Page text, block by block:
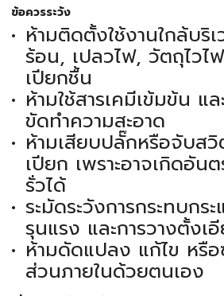
ข้อควรระวัง
ห้ามติดตั้งใช้งานใกล้บริ
ร้อน, เปลวไฟ, วัตถุไวไ
เปียกชื้น
ห้ามใช้สารเคมีเข้มข้น แ
ขัดทำความสะอาด
ห้ามเสียบปลั๊กหรือจับส
เปียก เพราะอาจเกิดอัน
รั่วได้
ระมัดระวังการกระทบกร
รุนแรง และการวางตั้งเ
ห้ามดัดแปลง แก้ไข หรื
ส่วนภายในด้วยตนเอง